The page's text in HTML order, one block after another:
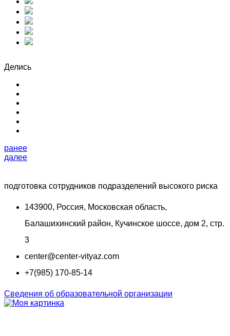
Делись
ранее
далее
подготовка сотрудников подразделений высокого риска
143900, Россия, Московская область,
Балашихинский район, Кучинское шоссе, дом 2, стр.
3
center@center-vityaz.com
+7(985) 170-85-14
Сведения об образовательной организации